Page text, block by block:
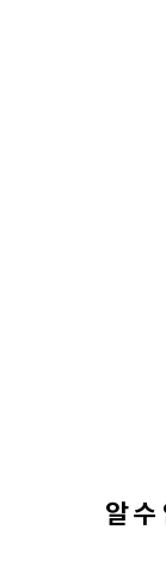
알 수